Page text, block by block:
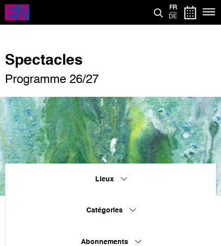
Aller
contenu
FR
DE
Spectacles
Programme 26/27
Lieux
Catégories
Abonnements